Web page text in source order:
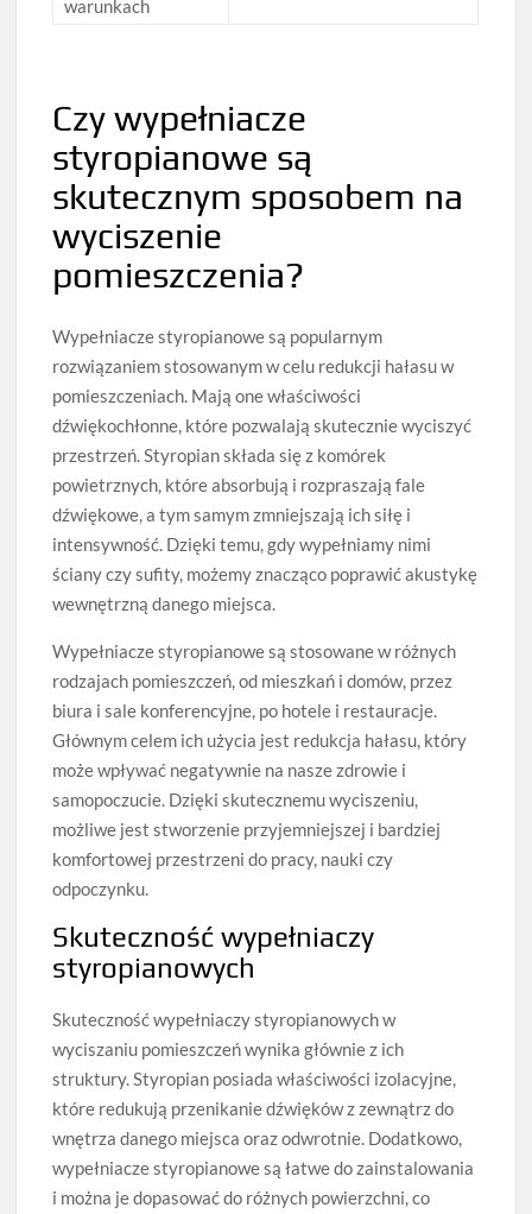
warunkach
Czy wypełniacze
styropianowe są
skutecznym sposobem na
wyciszenie
pomieszczenia?
Wypełniacze styropianowe są popularnym
rozwiązaniem stosowanym w celu redukcji hałasu w
pomieszczeniach. Mają one właściwości
dźwiękochłonne, które pozwalają skutecznie wyciszyć
przestrzeń. Styropian składa się z komórek
powietrznych, które absorbują i rozpraszają fale
dźwiękowe, a tym samym zmniejszają ich siłę i
intensywność. Dzięki temu, gdy wypełniamy nimi
ściany czy sufity, możemy znacząco poprawić akustykę
wewnętrzną danego miejsca.
Wypełniacze styropianowe są stosowane w różnych
rodzajach pomieszczeń, od mieszkań i domów, przez
biura i sale konferencyjne, po hotele i restauracje.
Głównym celem ich użycia jest redukcja hałasu, który
może wpływać negatywnie na nasze zdrowie i
samopoczucie. Dzięki skutecznemu wyciszeniu,
możliwe jest stworzenie przyjemniejszej i bardziej
komfortowej przestrzeni do pracy, nauki czy
odpoczynku.
Skuteczność wypełniaczy
styropianowych
Skuteczność wypełniaczy styropianowych w
wyciszaniu pomieszczeń wynika głównie z ich
struktury. Styropian posiada właściwości izolacyjne,
które redukują przenikanie dźwięków z zewnątrz do
wnętrza danego miejsca oraz odwrotnie. Dodatkowo,
wypełniacze styropianowe są łatwe do zainstalowania
i można je dopasować do różnych powierzchni, co